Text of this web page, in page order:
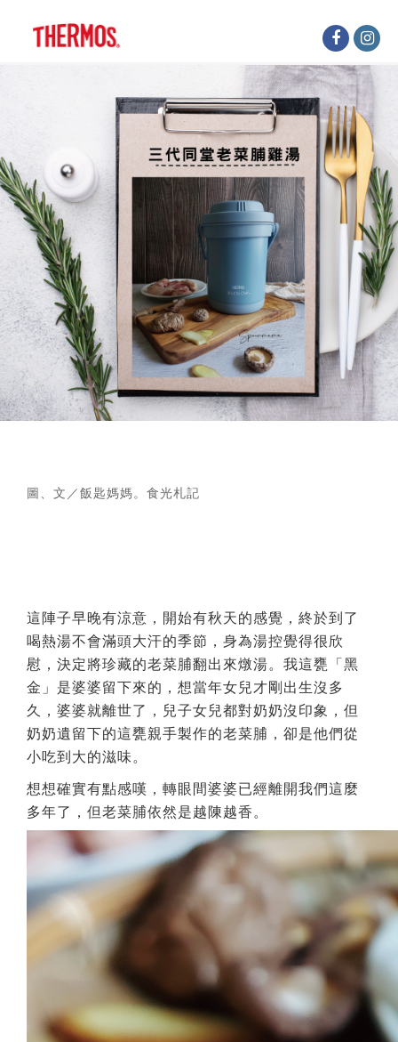
圖、文／飯匙媽媽。食光札記
這陣子早晚有涼意，開始有秋天的感覺，終於到了
喝熱湯不會滿頭大汗的季節，身為湯控覺得很欣
慰，決定將珍藏的老菜脯翻出來燉湯。我這甕「黑
金」是婆婆留下來的，想當年女兒才剛出生沒多
久，婆婆就離世了，兒子女兒都對奶奶沒印象，但
奶奶遺留下的這甕親手製作的老菜脯，卻是他們從
小吃到大的滋味。
想想確實有點感嘆，轉眼間婆婆已經離開我們這麼
多年了，但老菜脯依然是越陳越香。